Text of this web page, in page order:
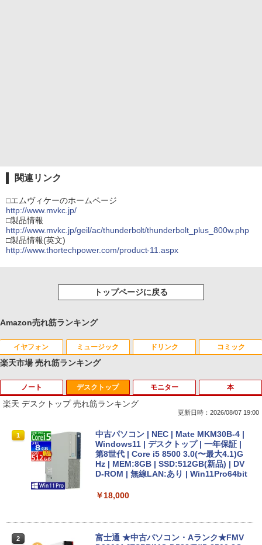
関連リンク
□エムヴィケーのホームページ
http://www.mvkc.jp/
□製品情報
http://www.mvkc.jp/geil/ac/thunderbolt/thunderbolt_plus_800w.php
□製品情報(英文)
http://www.thortechpower.com/product-11.aspx
トップページに戻る
Amazon売れ筋ランキング
イヤフォン
Anker Soundcore P40i ブラック
￥7,990
Anker Soundcore P31i ブラック
Anker Soundcore Liberty 5 ミッドナイトブ
ミュージック
BRUCE WAYNE feat. Flo Milli, ATL Jacob
[Explicit]
BRUCE WAYNE feat. Flo Milli, ATL Jacob
[Explicit]
￥250
On My Road (Stadium ver.)
ドリンク
【Amazon.co.jp限定】 い・ろ・は・す 2L P
ET ラベルレス ×8本
by Amazon 天然水 ラベルレス 500ml ×24本
富士山の天然水 バナジウム含有 水 ミネラル
ットル (Smart Basic)
コミック
薬屋のひとりごと 17巻 (デジタル版ビッグガ
ンガンコミックス)
異世界居酒屋「のぶ」(22) (角川コミックス・
エース)
￥832
ONE PIECE モノクロ版 115 (ジャンプコミッ
楽天市場 売れ筋ランキング
ノート
1
【即納】中古ノートパソコン windows1
1 office付き 東芝 PB55 Intel 第6世代Co
re i3 初心者向け メモリ4GB SSD128GB
15.6インチHD テンキー付き ノートPC
日本語キーボード コスパ
￥10,800
2
【大特価】中古 NEC VersaPro VKM44X-
デスクトップ
楽天 デスクトップ 売れ筋ランキング
更新日時：2026/08/07 19:00
1
中古パソコン | NEC | Mate MKM30B-4 |
Windows11 | デスクトップ | 一年保証 |
第8世代 | Core i5 8500 3.0(〜最大4.1)G
Hz | MEM:8GB | SSD:512GB(新品) | DV
D-ROM | 無線LAN:あり | Win11Pro64bit
￥18,000
2
富士通 ★中古パソコン・Aランク★FMV
モニター 本